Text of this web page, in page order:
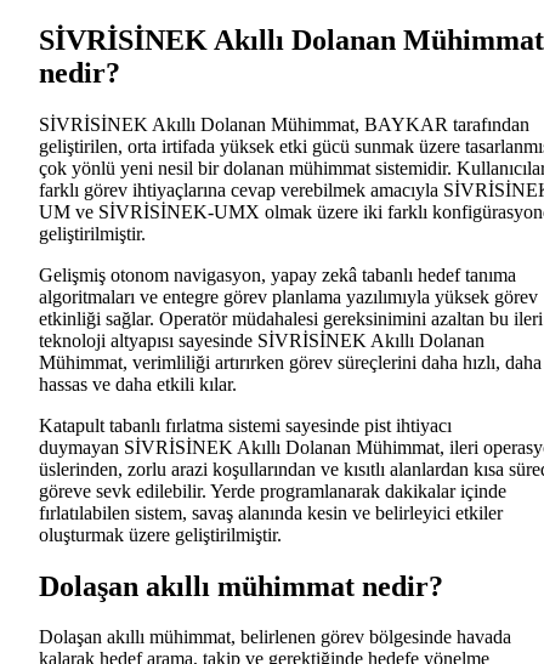
SİVRİSİNEK Akıllı Dolanan Mühimmat
nedir?
SİVRİSİNEK Akıllı Dolanan Mühimmat, BAYKAR tarafından
geliştirilen, orta irtifada yüksek etki gücü sunmak üzere
çok yönlü yeni nesil bir dolanan mühimmat sistemidir.
farklı görev ihtiyaçlarına cevap verebilmek amacıyla
UM ve SİVRİSİNEK-UMX olmak üzere iki farklı
geliştirilmiştir.
Gelişmiş otonom navigasyon, yapay zekâ tabanlı hedef tanıma
algoritmaları ve entegre görev planlama yazılımıyla yüksek görev
etkinliği sağlar. Operatör müdahalesi gereksinimini azaltan bu ileri
teknoloji altyapısı sayesinde SİVRİSİNEK Akıllı Dolanan
Mühimmat, verimliliği artırırken görev süreçlerini daha hızlı, daha
hassas ve daha etkili kılar.
Katapult tabanlı fırlatma sistemi sayesinde pist ihtiyacı
duymayan SİVRİSİNEK Akıllı Dolanan Mühimmat, ileri
üslerinden, zorlu arazi koşullarından ve kısıtlı alanlardan kısa
göreve sevk edilebilir. Yerde programlanarak dakikalar içinde
fırlatılabilen sistem, savaş alanında kesin ve belirleyici etkiler
oluşturmak üzere geliştirilmiştir.
Dolaşan akıllı mühimmat nedir?
Dolaşan akıllı mühimmat, belirlenen görev bölgesinde havada
kalarak hedef arama, takip ve gerektiğinde hedefe yönelme